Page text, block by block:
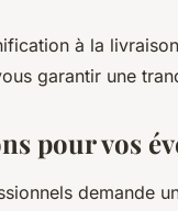
à la
garantir une
pour vos
demande